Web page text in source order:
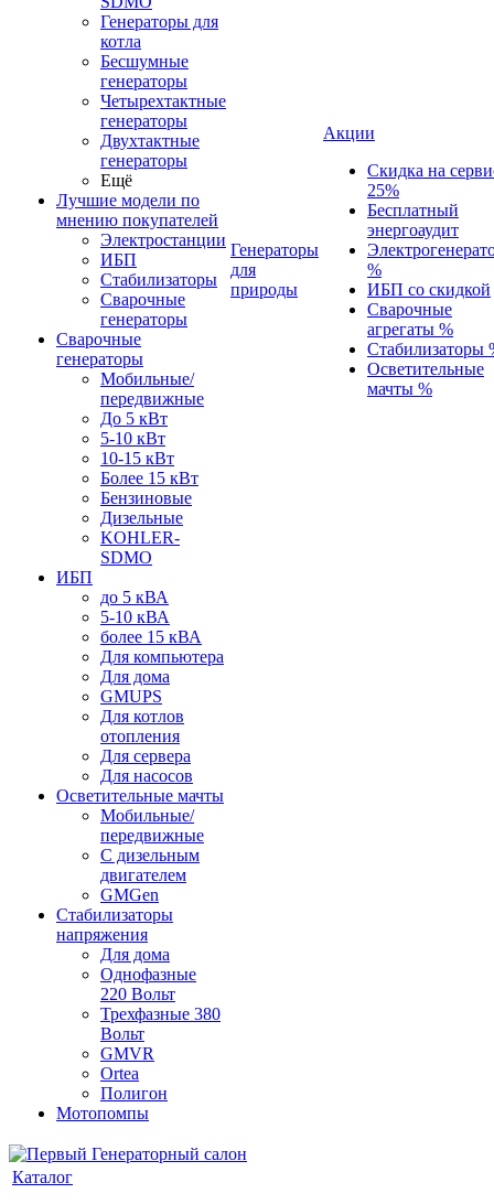
Генераторы для
котла
Бесшумные
генераторы
Четырехтактные
генераторы
Двухтактные
генераторы
Ещё
Лучшие модели по
мнению покупателей
Электростанции
ИБП
Стабилизаторы
Сварочные
генераторы
Сварочные
генераторы
Мобильные/
передвижные
До 5 кВт
5-10 кВт
10-15 кВт
Более 15 кВт
Бензиновые
Дизельные
KOHLER-
SDMO
ИБП
до 5 кВА
5-10 кВА
более 15 кВА
Для компьютера
Для дома
GMUPS
Для котлов
отопления
Для сервера
Для насосов
Осветительные мачты
Мобильные/
передвижные
С дизельным
двигателем
GMGen
Стабилизаторы
напряжения
Для дома
Однофазные
220 Вольт
Трехфазные 380
Вольт
GMVR
Ortea
Полигон
Мотопомпы
Генераторы
для
природы
Акции
Скидка на
25%
Бесплатный
энергоаудит
%
ИБП со скидкой
Сварочные
агрегаты %
Стабилизаторы
Осветительные
мачты %
Каталог